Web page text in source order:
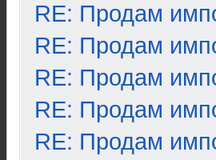
RE: Продам
RE: Продам
RE: Продам
RE: Продам
RE: Продам